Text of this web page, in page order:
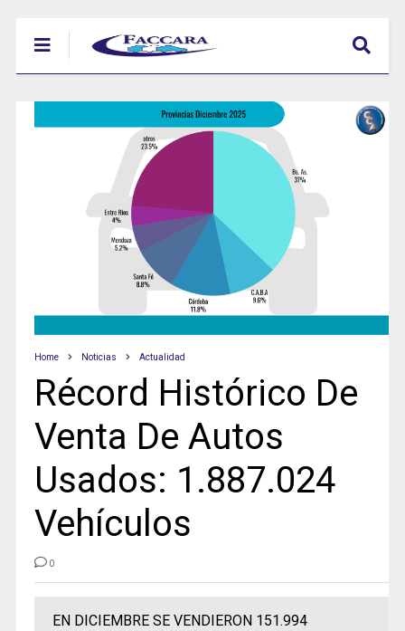
Home Noticias Actualidad
Récord Histórico De
Venta De Autos
Usados: 1.887.024
Vehículos
0
EN DICIEMBRE SE VENDIERON 151.994